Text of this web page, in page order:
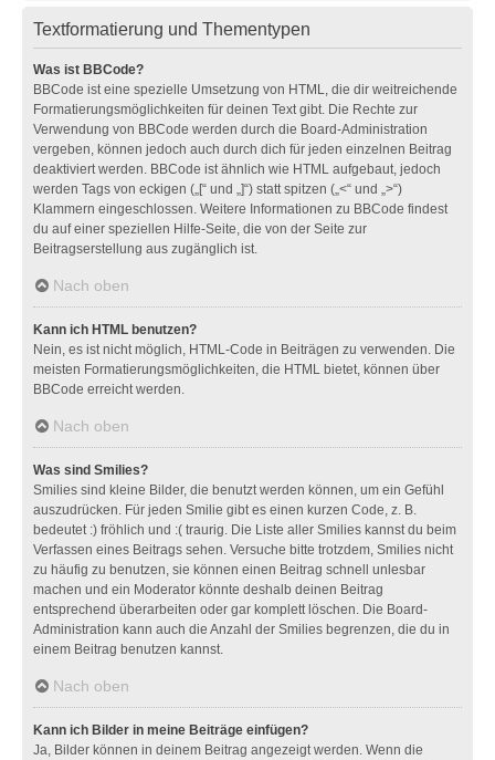
Textformatierung und Thementypen
Was ist BBCode?
BBCode ist eine spezielle Umsetzung von HTML, die dir weitreichende
Formatierungsmöglichkeiten für deinen Text gibt. Die Rechte zur
Verwendung von BBCode werden durch die Board-Administration
vergeben, können jedoch auch durch dich für jeden einzelnen Beitrag
deaktiviert werden. BBCode ist ähnlich wie HTML aufgebaut, jedoch
werden Tags von eckigen („[“ und „]“) statt spitzen („<“ und „>“)
Klammern eingeschlossen. Weitere Informationen zu BBCode findest
du auf einer speziellen Hilfe-Seite, die von der Seite zur
Beitragserstellung aus zugänglich ist.
Nach oben
Kann ich HTML benutzen?
Nein, es ist nicht möglich, HTML-Code in Beiträgen zu verwenden. Die
meisten Formatierungsmöglichkeiten, die HTML bietet, können über
BBCode erreicht werden.
Nach oben
Was sind Smilies?
Smilies sind kleine Bilder, die benutzt werden können, um ein Gefühl
auszudrücken. Für jeden Smilie gibt es einen kurzen Code, z. B.
bedeutet :) fröhlich und :( traurig. Die Liste aller Smilies kannst du beim
Verfassen eines Beitrags sehen. Versuche bitte trotzdem, Smilies nicht
zu häufig zu benutzen, sie können einen Beitrag schnell unlesbar
machen und ein Moderator könnte deshalb deinen Beitrag
entsprechend überarbeiten oder gar komplett löschen. Die Board-
Administration kann auch die Anzahl der Smilies begrenzen, die du in
einem Beitrag benutzen kannst.
Nach oben
Kann ich Bilder in meine Beiträge einfügen?
Ja, Bilder können in deinem Beitrag angezeigt werden. Wenn die